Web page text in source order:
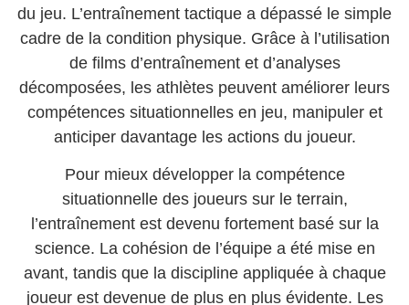
du jeu. L’entraînement tactique a dépassé le simple
cadre de la condition physique. Grâce à l’utilisation
de films d’entraînement et d’analyses
décomposées, les athlètes peuvent améliorer leurs
compétences situationnelles en jeu, manipuler et
anticiper davantage les actions du joueur.
Pour mieux développer la compétence
situationnelle des joueurs sur le terrain,
l’entraînement est devenu fortement basé sur la
science. La cohésion de l’équipe a été mise en
avant, tandis que la discipline appliquée à chaque
joueur est devenue de plus en plus évidente. Les